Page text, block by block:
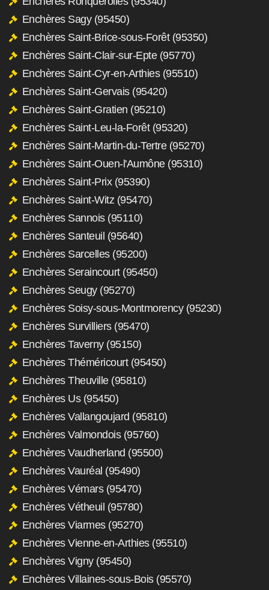
Enchères Sagy (95450)
Enchères Saint-Brice-sous-Forêt (95350)
Enchères Saint-Clair-sur-Epte (95770)
Enchères Saint-Cyr-en-Arthies (95510)
Enchères Saint-Gervais (95420)
Enchères Saint-Gratien (95210)
Enchères Saint-Leu-la-Forêt (95320)
Enchères Saint-Martin-du-Tertre (95270)
Enchères Saint-Ouen-l'Aumône (95310)
Enchères Saint-Prix (95390)
Enchères Saint-Witz (95470)
Enchères Sannois (95110)
Enchères Santeuil (95640)
Enchères Sarcelles (95200)
Enchères Seraincourt (95450)
Enchères Seugy (95270)
Enchères Soisy-sous-Montmorency (95230)
Enchères Survilliers (95470)
Enchères Taverny (95150)
Enchères Théméricourt (95450)
Enchères Theuville (95810)
Enchères Us (95450)
Enchères Vallangoujard (95810)
Enchères Valmondois (95760)
Enchères Vaudherland (95500)
Enchères Vauréal (95490)
Enchères Vémars (95470)
Enchères Vétheuil (95780)
Enchères Viarmes (95270)
Enchères Vienne-en-Arthies (95510)
Enchères Vigny (95450)
Enchères Villaines-sous-Bois (95570)